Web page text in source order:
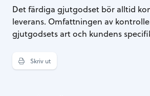
Det färdiga gjutgodset bör alltid
leverans. Omfattningen av
gjutgodsets art och kundens
Skriv ut